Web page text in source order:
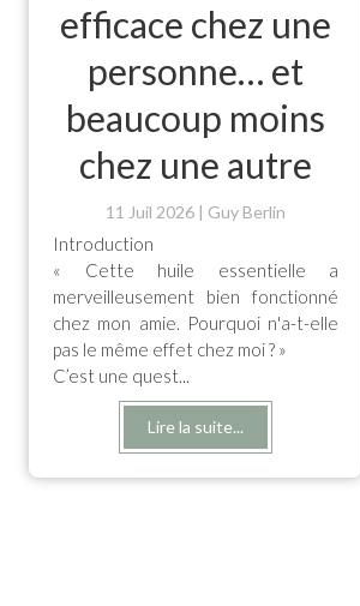
efficace chez une
personne… et
beaucoup moins
chez une autre
11 Juil 2026 Guy Berlin
Introduction
« Cette huile essentielle a
merveilleusement bien fonctionné
chez mon amie. Pourquoi n'a-t-elle
pas le même effet chez moi ? »
C’est une quest...
Lire la suite...